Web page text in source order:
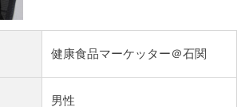
健康食品マーケッター＠石関
男性